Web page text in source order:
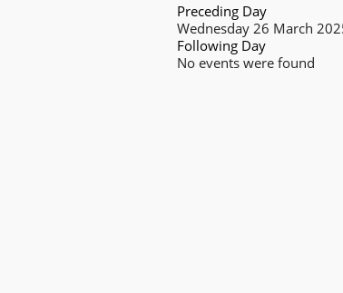
Preceding Day
Wednesday 26 March
Following Day
No events were found